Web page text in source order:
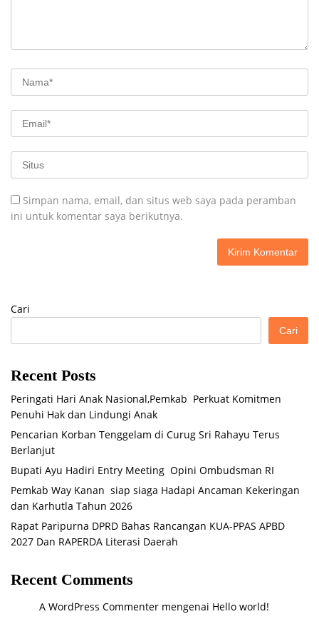
Simpan nama, email, dan situs web saya pada peramban
ini untuk komentar saya berikutnya.
Cari
Cari
Recent Posts
Peringati Hari Anak Nasional,Pemkab Perkuat Komitmen
Penuhi Hak dan Lindungi Anak
Pencarian Korban Tenggelam di Curug Sri Rahayu Terus
Berlanjut
Bupati Ayu Hadiri Entry Meeting Opini Ombudsman RI
Pemkab Way Kanan siap siaga Hadapi Ancaman Kekeringan
dan Karhutla Tahun 2026
Rapat Paripurna DPRD Bahas Rancangan KUA-PPAS APBD
2027 Dan RAPERDA Literasi Daerah
Recent Comments
A WordPress Commenter mengenai Hello world!